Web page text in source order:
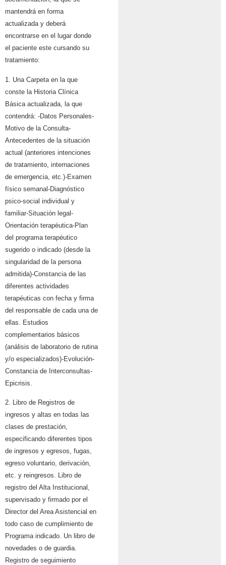
mantendrá en forma
actualizada y deberá
encontrarse en el lugar donde
el paciente este cursando su
tratamiento:
1. Una Carpeta en la que
conste la Historia Clínica
Básica actualizada, la que
contendrá: -Datos Personales-
Motivo de la Consulta-
Antecedentes de la situación
actual (anteriores intenciones
de tratamiento, internaciones
de emergencia, etc.)-Examen
físico semanal-Diagnóstico
psico-social individual y
familiar-Situación legal-
Orientación terapéutica-Plan
del programa terapéutico
sugerido o indicado (desde la
singularidad de la persona
admitida)-Constancia de las
diferentes actividades
terapéuticas con fecha y firma
del responsable de cada una de
ellas. Estudios
complementarios básicos
(análisis de laboratorio de rutina
y/o especializados)-Evolución-
Constancia de Interconsultas-
Epicrisis.
2. Libro de Registros de
ingresos y altas en todas las
clases de prestación,
especificando diferentes tipos
de ingresos y egresos, fugas,
egreso voluntario, derivación,
etc. y reingresos. Libro de
registro del Alta Institucional,
supervisado y firmado por el
Director del Area Asistencial en
todo caso de cumplimiento de
Programa indicado. Un libro de
novedades o de guardia.
Registro de seguimiento